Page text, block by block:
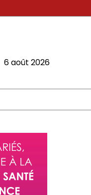
6 août 2026